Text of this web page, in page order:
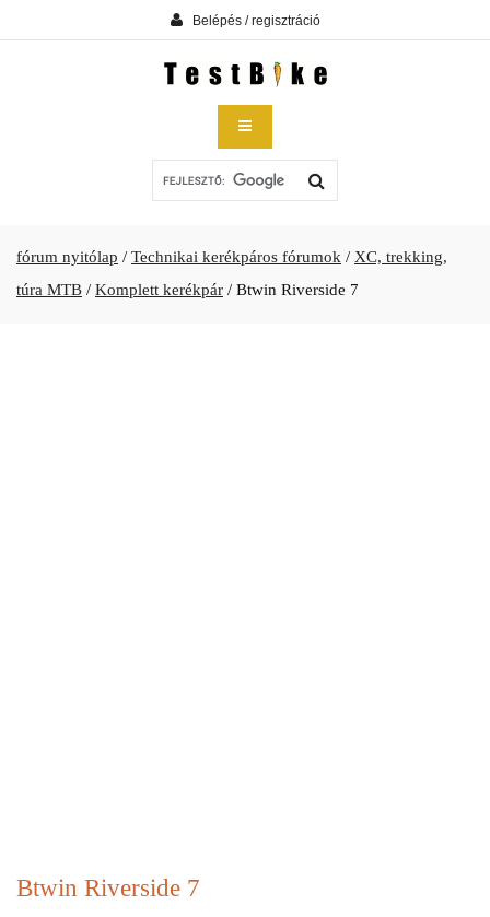
Belépés / regisztráció
fórum nyitólap / Technikai kerékpáros fórumok / XC, trekking,
túra MTB / Komplett kerékpár / Btwin Riverside 7
Btwin Riverside 7